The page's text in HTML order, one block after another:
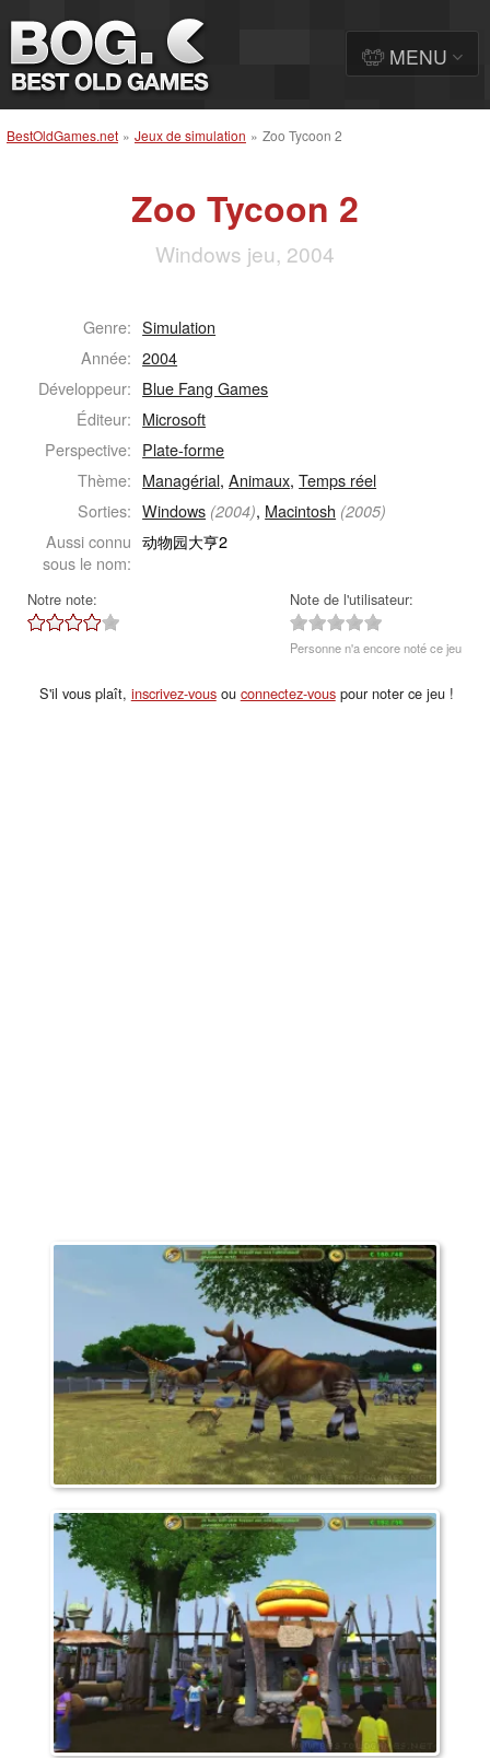
BestOldGames.net » Jeux de simulation » Zoo Tycoon 2
Zoo Tycoon 2
Windows jeu, 2004
Genre: Simulation
Année: 2004
Développeur: Blue Fang Games
Éditeur: Microsoft
Perspective: Plate-forme
Thème: Managérial,Animaux,Temps réel
Sorties: Windows (2004), Macintosh (2005)
Aussi connu
sous le nom:
动物园大亨2
Notre note: Note de l'utilisateur:
Personne n'a encore noté ce jeu
S'il vous plaît, inscrivez-vousou connectez-vouspour noter ce jeu !
MENU